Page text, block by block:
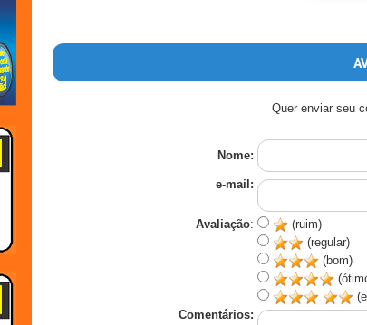
Quer enviar seu
Nome:
e-mail:
Avaliação:
(ruim)
(regular)
(bom)
Comentários: